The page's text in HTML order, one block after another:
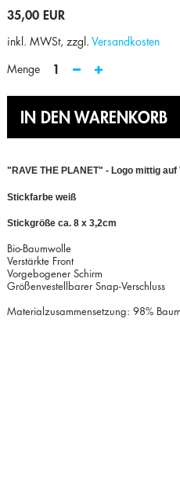
35,00 EUR
inkl. MWSt, zzgl. Versandkosten
Menge
1
IN DEN WARENKORB
"RAVE THE PLANET" - Logo mittig
Stickfarbe weiß
Stickgröße ca. 8 x 3,2cm
Bio-Baumwolle
Verstärkte Front
Vorgebogener Schirm
Größenvestellbarer Snap-Verschluss
Materialzusammensetzung: 98%